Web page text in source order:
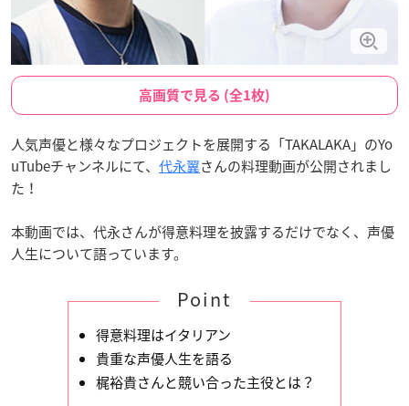
高画質で見る (全1枚)
人気声優と様々なプロジェクトを展開する「TAKALAKA」のYo
uTubeチャンネルにて、 代永翼さんの料理動画が公開されまし
た！
本動画では、代永さんが得意料理を披露するだけでなく、声優
人生について語っています。
Point
得意料理はイタリアン
貴重な声優人生を語る
梶裕貴さんと競い合った主役とは？